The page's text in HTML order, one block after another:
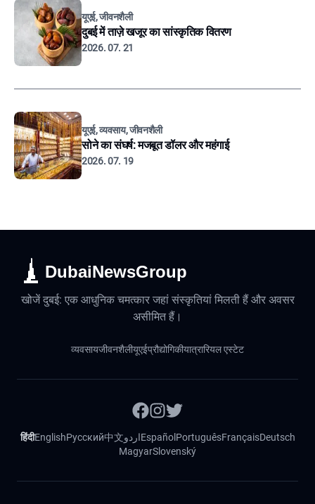
यूएई, जीवनशैली
दुबई में ताज़े खजूर का सांस्कृतिक वितरण
2026. 07. 21
यूएई, व्यवसाय, जीवनशैली
सोने का संघर्ष: मजबूत डॉलर और महंगाई
2026. 07. 19
DubaiNewsGroup
खोजें दुबई: एक आधुनिक चमत्कार जहां संस्कृतियां मिलती हैं और अवसर
असीमित हैं।
व्यवसायजीवनशैलीयूएईप्रौद्योगिकीयात्रारियल एस्टेट
हिंदीEnglishРусский中文اردوEspañol PortuguêsFrançaisDeutsch
MagyarSlovenský